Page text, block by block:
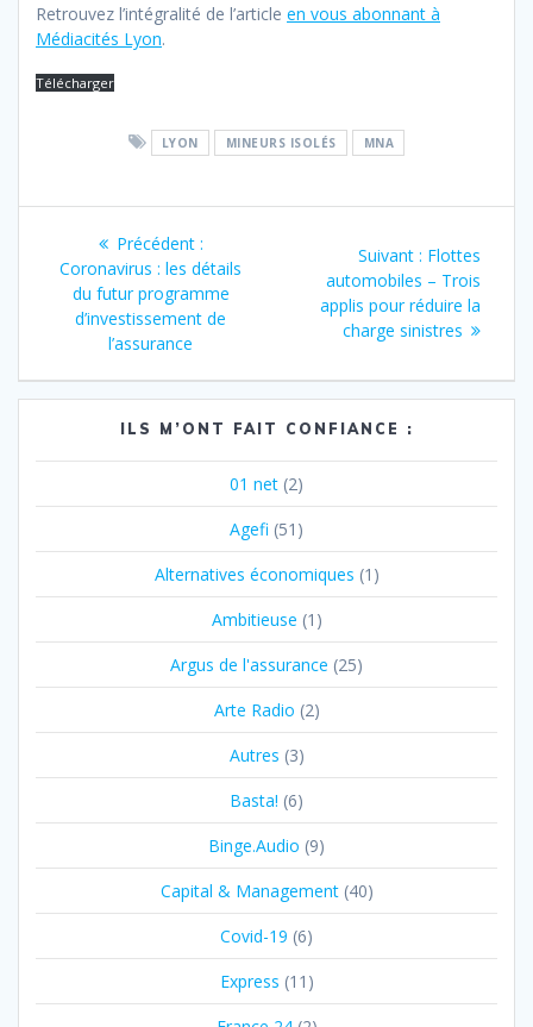
Retrouvez l’intégralité de l’article en vous abonnant à
Médiacités Lyon.
Télécharger
LYON MINEURS ISOLÉS MNA
Navigation
l’article
Précédent :Article
précédent
:
Coronavirus : les détails
du futur programme
d’investissement de
l’assurance
Suivant : Article
suivant
:
Flottes
automobiles – Trois
applis pour réduire la
charge sinistres
ILS M’ONT FAIT CONFIANCE :
01 net (2)
Agefi (51)
Alternatives économiques (1)
Ambitieuse (1)
Argus de l'assurance (25)
Arte Radio (2)
Autres (3)
Basta! (6)
Binge.Audio (9)
Capital & Management(40)
Covid-19 (6)
Express (11)